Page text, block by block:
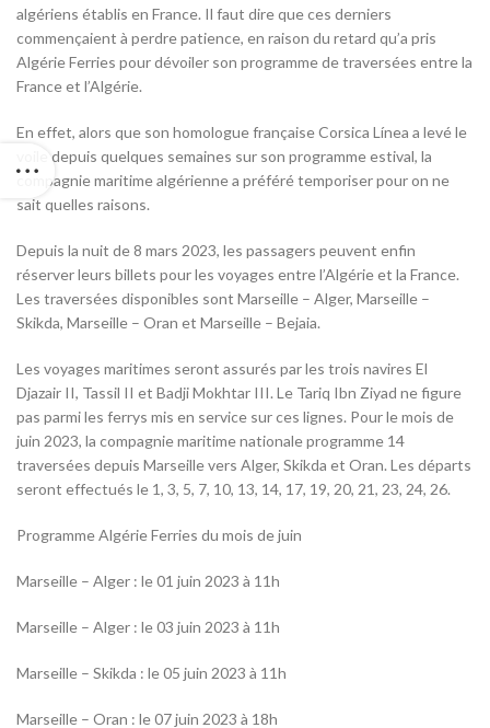
algériens établis en France. Il faut dire que ces derniers
commençaient à perdre patience, en raison du retard qu’a pris
Algérie Ferries pour dévoiler son programme de traversées entre la
France et l’Algérie.
En effet, alors que son homologue française Corsica Línea a levé le
voile depuis quelques semaines sur son programme estival, la
compagnie maritime algérienne a préféré temporiser pour on ne
sait quelles raisons.
Depuis la nuit de 8 mars 2023, les passagers peuvent enfin
réserver leurs billets pour les voyages entre l’Algérie et la France.
Les traversées disponibles sont Marseille – Alger, Marseille –
Skikda, Marseille – Oran et Marseille – Bejaia.
Les voyages maritimes seront assurés par les trois navires El
Djazair II, Tassil II et Badji Mokhtar III. Le Tariq Ibn Ziyad ne figure
pas parmi les ferrys mis en service sur ces lignes. Pour le mois de
juin 2023, la compagnie maritime nationale programme 14
traversées depuis Marseille vers Alger, Skikda et Oran. Les départs
seront effectués le 1, 3, 5, 7, 10, 13, 14, 17, 19, 20, 21, 23, 24, 26.
Programme Algérie Ferries du mois de juin
Marseille – Alger : le 01 juin 2023 à 11h
Marseille – Alger : le 03 juin 2023 à 11h
Marseille – Skikda : le 05 juin 2023 à 11h
Marseille – Oran : le 07 juin 2023 à 18h